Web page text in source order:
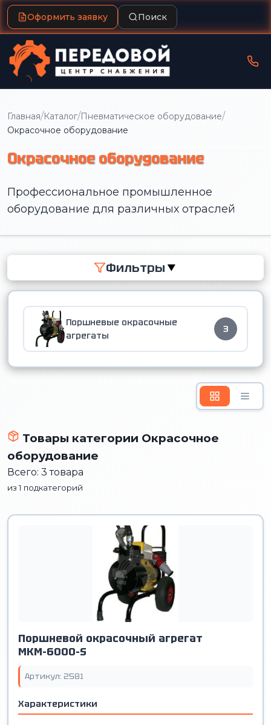
Оформить заявку Поиск
Главная/Каталог/Пневматическое оборудование/
Окрасочное оборудование
Окрасочное оборудование
Профессиональное промышленное
оборудование для различных отраслей
Фильтры ▼
Поршневые окрасочные
агрегаты
3
Товары категории Окрасочное
оборудование
Всего: 3 товара
из 1 подкатегорий
Поршневой окрасочный агрегат
МКМ-6000-S
Артикул: 2581
Характеристики